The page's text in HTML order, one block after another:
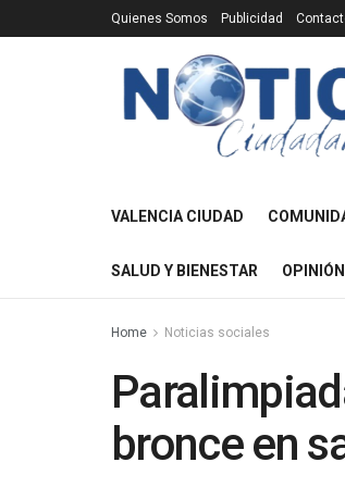
Quienes Somos Publicidad
VALENCIA CIUDAD
SALUD Y BIENESTAR OPINIÓN
Home Noticias sociales
bronce en